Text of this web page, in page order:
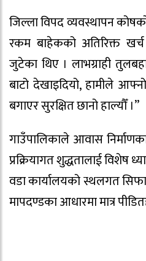
जिल्ला विपद व्यवस्थापन
रकम बाहेकको अतिरिक्त
जुटेका थिए । लाभग्राही
बाटो देखाइदियो, हामीले
बगाएर सुरक्षित छानो हाल्यौँ ।”
गाउँपालिकाले आवास
प्रक्रियागत शुद्धतालाई विशेष
वडा कार्यालयको स्थलगत
मापदण्डका आधारमा मात्र